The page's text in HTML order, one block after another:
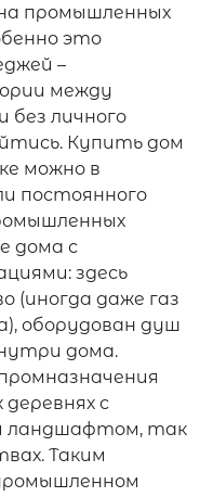
промышленных
это
–
между
без личного
Купить дом
можно в
постоянного
дома с
здесь
(иногда даже газ
оборудован душ
дома.
с
ландшафтом, так
Таким